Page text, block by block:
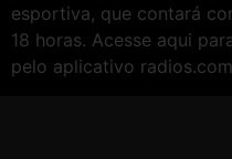
esportiva, que contará
18 horas. Acesse aqui
pelo aplicativo